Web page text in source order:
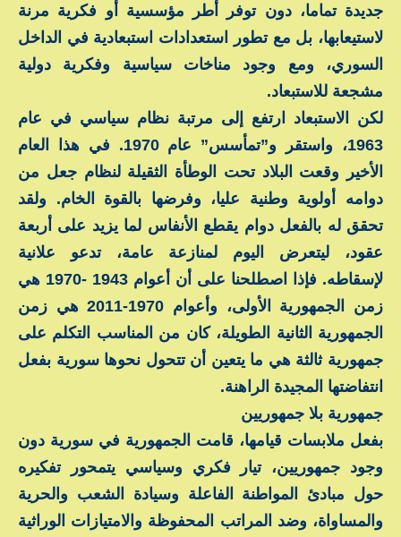
جديدة تماما، دون توفر أطر مؤسسية أو فكرية مرنة
لاستيعابها، بل مع تطور استعدادات استبعادية في الداخل
السوري، ومع وجود مناخات سياسية وفكرية دولية
مشجعة للاستبعاد.
لكن الاستبعاد ارتفع إلى مرتبة نظام سياسي في عام
1963، واستقر و”تمأسس” عام 1970. في هذا العام
الأخير وقعت البلاد تحت الوطأة الثقيلة لنظام جعل من
دوامه أولوية وطنية عليا، وفرضها بالقوة الخام. ولقد
تحقق له بالفعل دوام يقطع الأنفاس لما يزيد على أربعة
عقود، ليتعرض اليوم لمنازعة عامة، تدعو علانية
لإسقاطه. فإذا اصطلحنا على أن أعوام 1943 -1970 هي
زمن الجمهورية الأولى، وأعوام 1970-2011 هي زمن
الجمهورية الثانية الطويلة، كان من المناسب التكلم على
جمهورية ثالثة هي ما يتعين أن تتحول نحوها سورية بفعل
انتفاضتها المجيدة الراهنة.
جمهورية بلا جمهوريين
بفعل ملابسات قيامها، قامت الجمهورية في سورية دون
وجود جمهوريين، تيار فكري وسياسي يتمحور تفكيره
حول مبادئ المواطنة الفاعلة وسيادة الشعب والحرية
والمساواة، وضد المراتب المحفوظة والامتيازات الوراثية